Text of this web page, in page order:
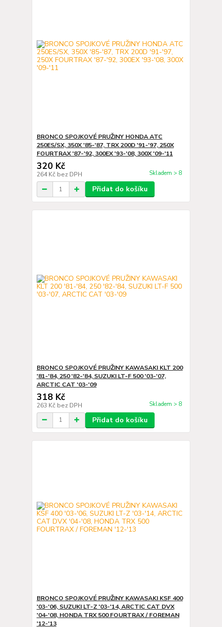
BRONCO SPOJKOVÉ PRUŽINY HONDA ATC
250ES/SX, 350X '85-'87, TRX 200D '91-'97, 250X
FOURTRAX '87-'92, 300EX '93-'08, 300X '09-'11
320 Kč
264 Kč bez DPH Skladem > 8
Přidat do košíku
BRONCO SPOJKOVÉ PRUŽINY KAWASAKI KLT 200
'81-'84, 250 '82-'84, SUZUKI LT-F 500 '03-'07,
ARCTIC CAT '03-'09
318 Kč
263 Kč bez DPH Skladem > 8
Přidat do košíku
BRONCO SPOJKOVÉ PRUŽINY KAWASAKI KSF 400
'03-'06, SUZUKI LT-Z '03-'14, ARCTIC CAT DVX
'04-'08, HONDA TRX 500 FOURTRAX / FOREMAN
'12-'13